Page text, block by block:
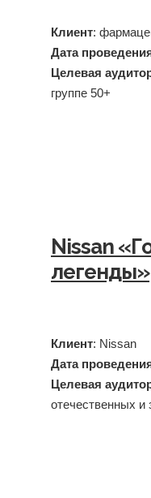
Клиент:
Дата
Целевая
группе 50+
Nissan
легенды»
Клиент: Nissan
Дата
Целевая
отечественных